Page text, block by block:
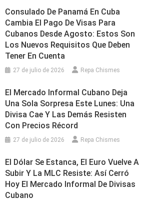
Consulado De Panamá En Cuba
Cambia El Pago De Visas Para
Cubanos Desde Agosto: Estos Son
Los Nuevos Requisitos Que Deben
Tener En Cuenta
27 de julio de 2026 Repa Chismes
El Mercado Informal Cubano Deja
Una Sola Sorpresa Este Lunes: Una
Divisa Cae Y Las Demás Resisten
Con Precios Récord
27 de julio de 2026 Repa Chismes
El Dólar Se Estanca, El Euro Vuelve A
Subir Y La MLC Resiste: Así Cerró
Hoy El Mercado Informal De Divisas
Cubano